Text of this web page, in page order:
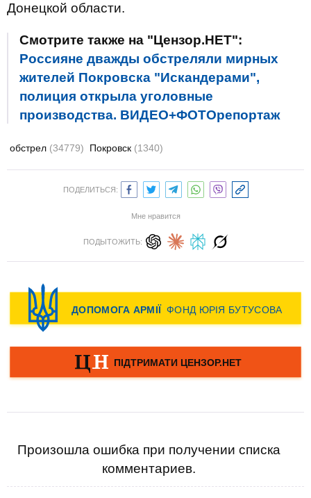
Донецкой области.
Смотрите также на "Цензор.НЕТ":
Россияне дважды обстреляли мирных
жителей Покровска "Искандерами",
полиция открыла уголовные
производства. ВИДЕО+ФОТОрепортаж
обстрел (34779) Покровск (1340)
ПОДЕЛИТЬСЯ:
Мне нравится
ПОДЫТОЖИТЬ:
Произошла ошибка при получении списка
комментариев.